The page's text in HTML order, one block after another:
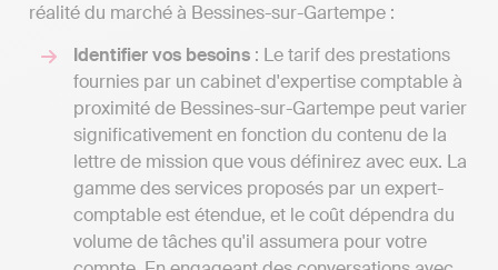
réalité du marché à Bessines-sur-Gartempe :
Identifier vos besoins : Le tarif des prestations
fournies par un cabinet d'expertise comptable à
proximité de Bessines-sur-Gartempe peut varier
significativement en fonction du contenu de la
lettre de mission que vous définirez avec eux. La
gamme des services proposés par un expert-
comptable est étendue, et le coût dépendra du
volume de tâches qu'il assumera pour votre